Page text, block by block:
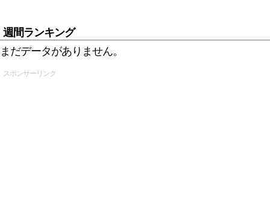
週間ランキング
まだデータがありません。
スポンサーリンク